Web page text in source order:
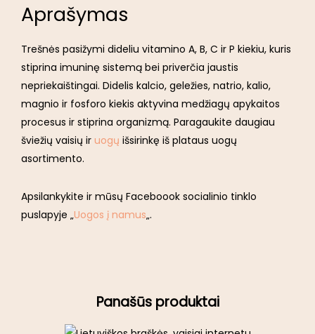
Aprašymas
Trešnės pasižymi dideliu vitamino A, B, C ir P kiekiu, kuris
stiprina imuninę sistemą bei priverčia jaustis
nepriekaištingai. Didelis kalcio, geležies, natrio, kalio,
magnio ir fosforo kiekis aktyvina medžiagų apykaitos
procesus ir stiprina organizmą. Paragaukite daugiau
šviežių vaisių ir uogų išsirinkę iš plataus uogų
asortimento.
Apsilankykite ir mūsų Faceboook socialinio tinklo
puslapyje „Uogos į namus„.
Panašūs produktai